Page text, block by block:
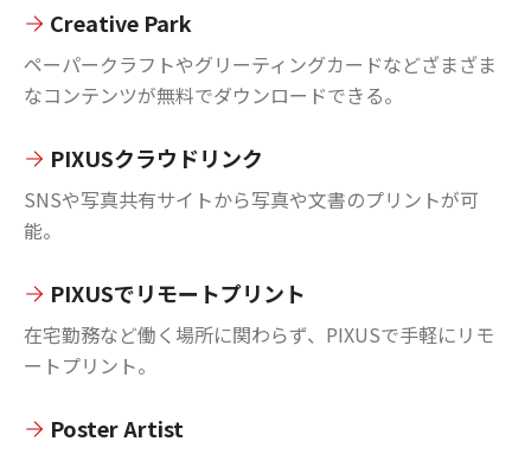
Creative Park
ペーパークラフトやグリーティングカードなどざまざま
なコンテンツが無料でダウンロードできる。
PIXUSクラウドリンク
SNSや写真共有サイトから写真や文書のプリントが可
能。
PIXUSでリモートプリント
在宅勤務など働く場所に関わらず、PIXUSで手軽にリモ
ートプリント。
Poster Artist